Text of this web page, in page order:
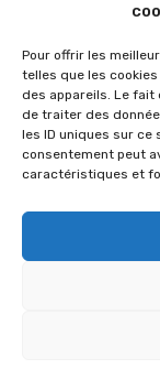
Pour offrir les
telles que les
des appareils. Le
de traiter des
les ID uniques sur ce
consentement peut
caractéristiques et